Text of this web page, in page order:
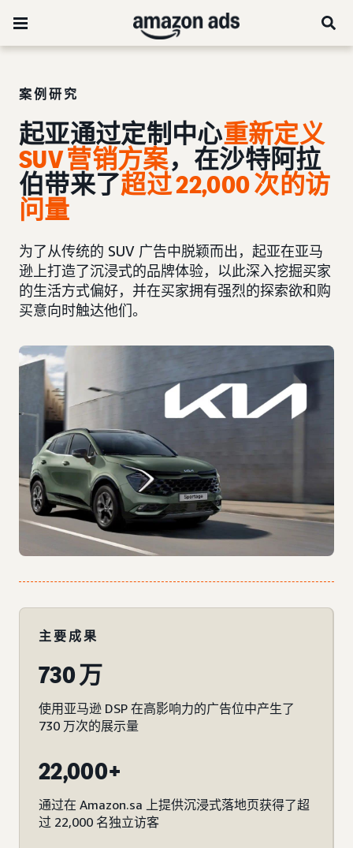
案例研究
起亚通过定制中心重新定义
SUV 营销方案，在沙特阿拉
伯带来了超过 22,000 次的访
问量
为了从传统的 SUV 广告中脱颖而出，起亚在亚马
逊上打造了沉浸式的品牌体验，以此深入挖掘买家
的生活方式偏好，并在买家拥有强烈的探索欲和购
买意向时触达他们。
主要成果
730 万
使用亚马逊 DSP 在高影响力的广告位中产生了
730 万次的展示量
22,000+
通过在 Amazon.sa 上提供沉浸式落地页获得了超
过 22,000 名独立访客